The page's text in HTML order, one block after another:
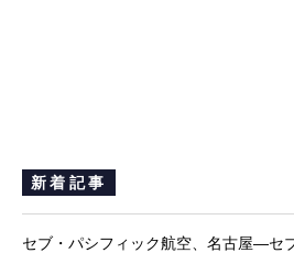
新着記事
セブ・パシフィック航空、名古屋―セ